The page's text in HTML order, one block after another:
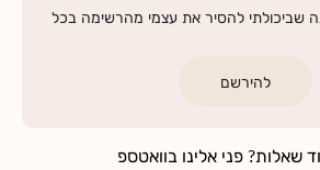
שביכולתי להסיר את עצמי מהרשימה בכל
להירשם
שאלות? פני אלינו בוואטספ